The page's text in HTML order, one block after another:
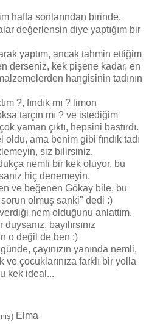
hafta sonlarından birinde,
değerlensin diye yaptığım bir
yaptım, ancak tahmin ettiğim
derseniz, kek pişene kadar, en
hangisinin tadının
?, fındık mı ? limon
tarçın mı ? ve istediğim
yaman çıktı, hepsini bastırdı.
ama benim gibi fındık tadı
siz bilirsiniz.
nemli bir kek oluyor, bu
hiç denemeyin.
ve beğenen Gökay bile, bu
olmuş sanki" dedi :)
nem olduğunu anlattım.
bayılırsınız
o değil de ben :)
çayınızın yanında nemli,
çocuklarınıza farklı bir yolla
kek ideal...
Elma